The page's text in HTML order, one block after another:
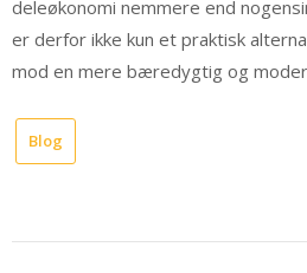
deleøkonomi nemmere end
er derfor ikke kun et praktisk
mod en mere bæredygtig og
Blog